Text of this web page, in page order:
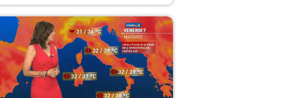
40 gradi.